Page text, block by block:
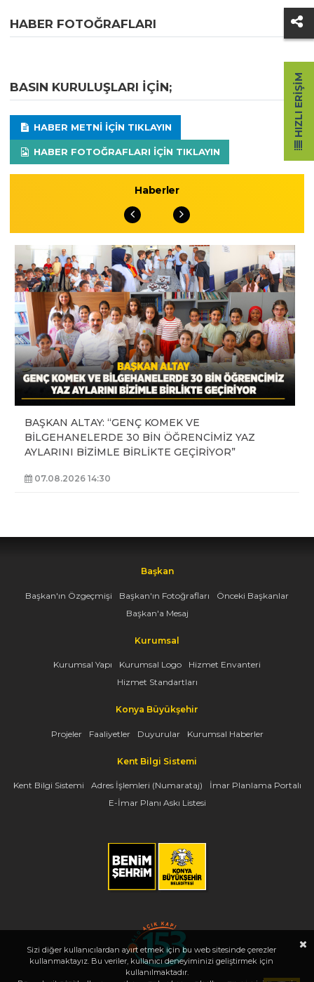
HABER FOTOĞRAFLARI
BASIN KURULUŞLARI IÇIN;
HABER METNI IÇIN TIKLAYIN
HABER FOTOĞRAFLARI IÇIN TIKLAYIN
Haberler
BAŞKAN ALTAY: “GENÇ KOMEK VE
BİLGEHANELERDE 30 BİN ÖĞRENCİMİZ YAZ
AYLARINI BİZİMLE BİRLİKTE GEÇİRİYOR”
07.08.2026 14:30
Başkan
Başkan'ın Özgeçmişi Başkan'ın Fotoğrafları
Önceki Başkanlar
Başkan'a Mesaj
Kurumsal
Kurumsal Yapı Kurumsal Logo
Hizmet Envanteri
Hizmet Standartları
Konya Büyükşehir
Projeler Faaliyetler Duyurular Kurumsal Haberler
Kent Bilgi Sistemi
Kent Bilgi Sistemi Adres İşlemleri (Numarataj)
İmar Planlama Portalı
E-İmar Planı Askı Listesi
HIZLI ERIŞIM
Sizi diğer kullanıcılardan ayırt etmek için bu web sitesinde çerezler
kullanmaktayız. Bu veriler, kullanıcı deneyiminizi geliştirmek için
kullanılmaktadır.